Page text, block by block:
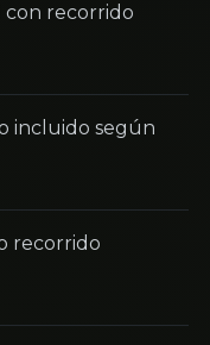
con recorrido
incluido según
recorrido